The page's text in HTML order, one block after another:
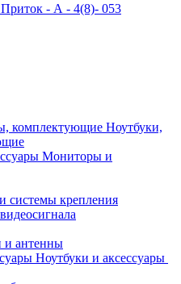
- А - 4(8)- 053
Ноутбуки,
Мониторы и
системы крепления
и антенны
Ноутбуки и аксессуары